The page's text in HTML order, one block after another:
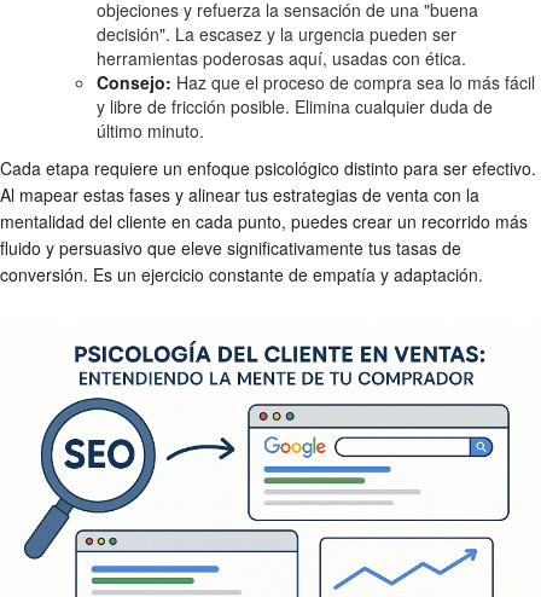
objeciones y refuerza la sensación de una "buena
decisión". La escasez y la urgencia pueden ser
herramientas poderosas aquí, usadas con ética.
Consejo: Haz que el proceso de compra sea lo más fácil
y libre de fricción posible. Elimina cualquier duda de
último minuto.
Cada etapa requiere un enfoque psicológico distinto para ser efectivo.
Al mapear estas fases y alinear tus estrategias de venta con la
mentalidad del cliente en cada punto, puedes crear un recorrido más
fluido y persuasivo que eleve significativamente tus tasas de
conversión. Es un ejercicio constante de empatía y adaptación.